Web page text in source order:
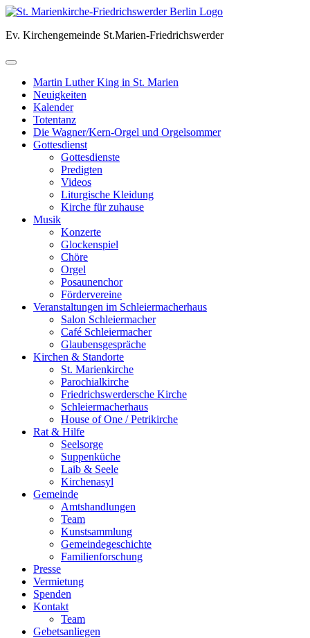
Skip
content
Ev. Kirchengemeinde St.Marien-Friedrichswerder
Martin Luther King in St. Marien
Neuigkeiten
Kalender
Totentanz
Die Wagner/Kern-Orgel und Orgelsommer
Gottesdienst
Gottesdienste
Predigten
Videos
Liturgische Kleidung
Kirche für zuhause
Musik
Konzerte
Glockenspiel
Chöre
Orgel
Posaunenchor
Fördervereine
Veranstaltungen im Schleiermacherhaus
Salon Schleiermacher
Café Schleiermacher
Glaubensgespräche
Kirchen & Standorte
St. Marienkirche
Parochialkirche
Friedrichswerdersche Kirche
Schleiermacherhaus
House of One / Petrikirche
Rat & Hilfe
Seelsorge
Suppenküche
Laib & Seele
Kirchenasyl
Gemeinde
Amtshandlungen
Team
Kunstsammlung
Gemeindegeschichte
Familienforschung
Presse
Vermietung
Spenden
Kontakt
Team
Gebetsanliegen